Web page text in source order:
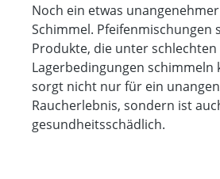
Noch ein etwas
Schimmel. Pfeifenmischungen
Produkte, die unter schlechten
Lagerbedingungen schimmeln
sorgt nicht nur für ein
Raucherlebnis, sondern ist
gesundheitsschädlich.